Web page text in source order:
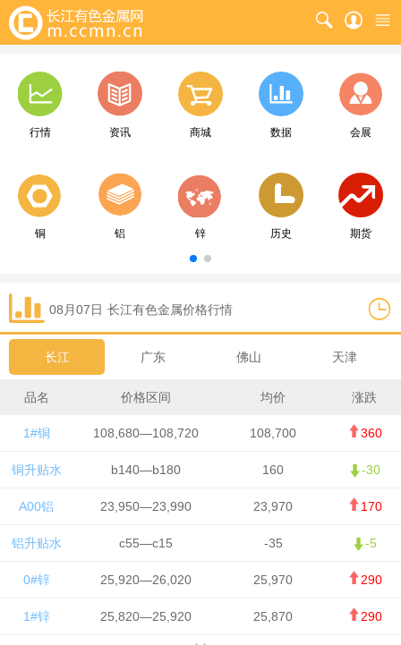
行情 资讯 商城 数据 会展
铜 铝 锌 历史 期货
08月07日 长江有色金属价格行情
长江 广东 佛山 天津
品名 价格区间 均价 涨跌
1#铜 108,680—108,720 108,700 360
铜升贴水 b140—b180 160 -30
A00铝 23,950—23,990 23,970 170
铝升贴水 c55—c15 -35 -5
0#锌 25,920—26,020 25,970 290
1#锌 25,820—25,920 25,870 290